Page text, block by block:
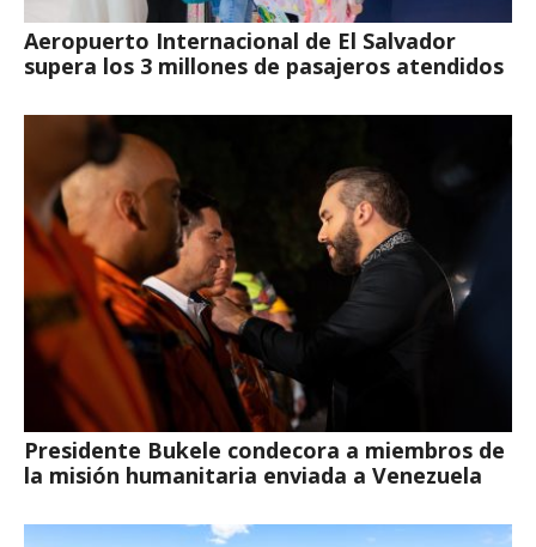
Aeropuerto Internacional de El Salvador
supera los 3 millones de pasajeros atendidos
Presidente Bukele condecora a miembros de
la misión humanitaria enviada a Venezuela